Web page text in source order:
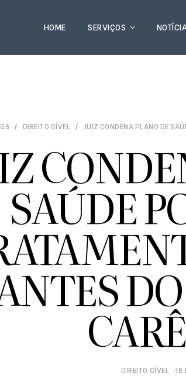
HOME SERVIÇOS
DIREITO CÍVEL JUIZ CONDENA PLANO DE
SAÚDE
DIREITO CÍVEL 18